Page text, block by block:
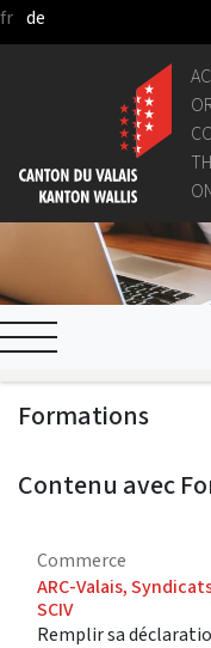
Saut au contenu principal
fr de
Formations
Contenu avec
Commerce
ARC-Valais,
SCIV
Remplir sa